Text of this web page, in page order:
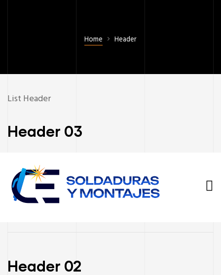
Home Header
List Header
Header 03
Header 02